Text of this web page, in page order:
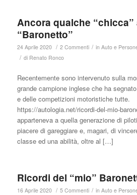
Ancora qualche
“Baronetto”
24 Aprile 2020 / 2 Commenti / in Auto e
/ di Renato Ronco
Recentemente sono intervenuto sulla
grande campione inglese che ha
e delle competizioni motoristiche tutte.
https://autologia.net/ricordi-del-mio-
apparteneva a quella generazione di
piacere di gareggiare e, magari, di
classe ed una abilità, oltre al […]
Ricordi del “mio”
16 Aprile 2020 / 5 Commenti / in Auto e